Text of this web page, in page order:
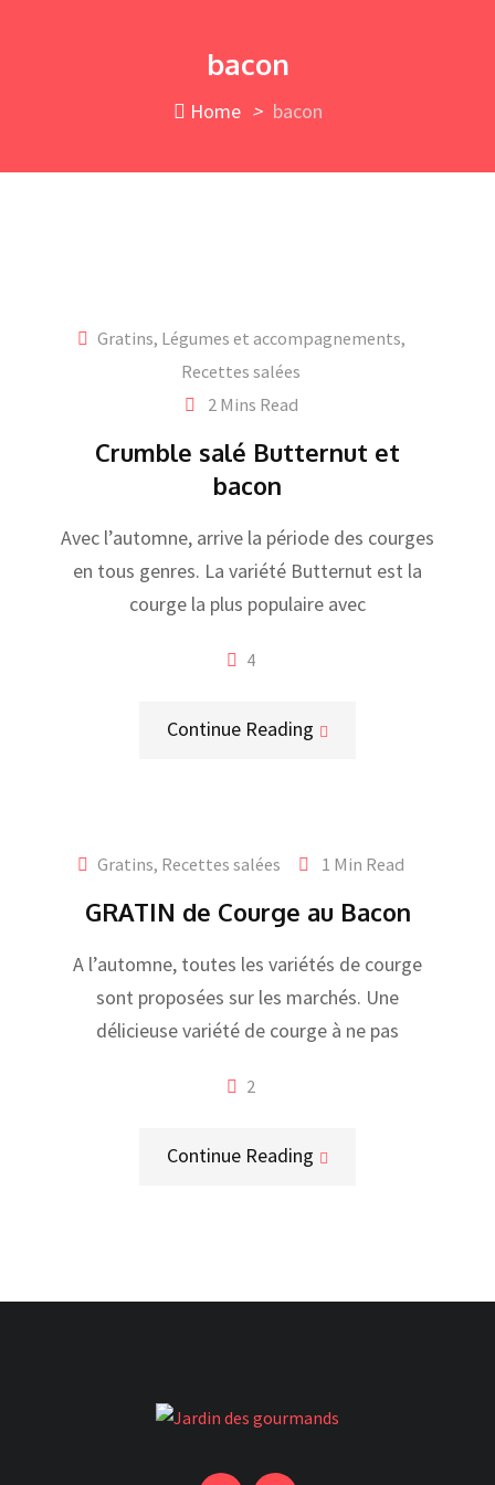
bacon
Home > bacon
Gratins, Légumes et accompagnements,
Recettes salées
2 Mins Read
Crumble salé Butternut et
bacon
Avec l’automne, arrive la période des courges
en tous genres. La variété Butternut est la
courge la plus populaire avec
4
Continue Reading
Gratins, Recettes salées 1 Min Read
GRATIN de Courge au Bacon
A l’automne, toutes les variétés de courge
sont proposées sur les marchés. Une
délicieuse variété de courge à ne pas
2
Continue Reading